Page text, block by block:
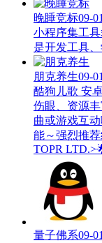
晚睡竞标09-
小程序集工
是开发工具
朋克养生09-
酷狗儿歌 安
伤眼、资源
曲或游戏互
能～强烈推
TOPR
量子佛系09-